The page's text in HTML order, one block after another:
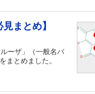
まとめ】
ーザ」（一般名バ
まとめました。